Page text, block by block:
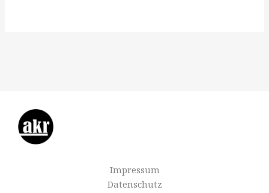
Impressum
Datenschutz